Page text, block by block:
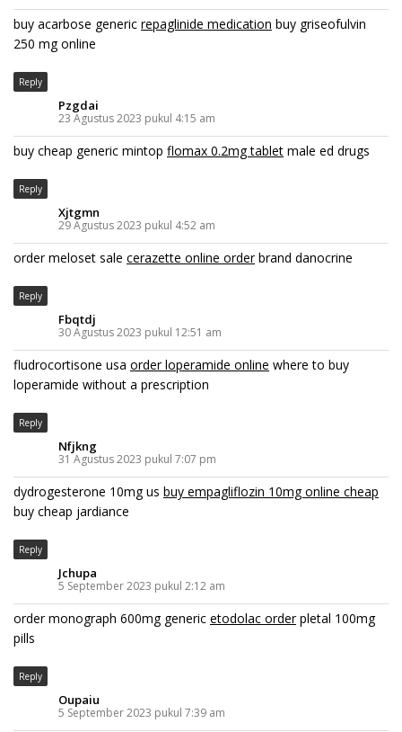
buy acarbose generic repaglinide medication buy griseofulvin
250 mg online
Reply
Pzgdai
23 Agustus 2023 pukul 4:15 am
buy cheap generic mintop flomax 0.2mg tablet male ed drugs
Reply
Xjtgmn
29 Agustus 2023 pukul 4:52 am
order meloset sale cerazette online orderbrand danocrine
Reply
Fbqtdj
30 Agustus 2023 pukul 12:51 am
fludrocortisone usa order loperamide online where to buy
loperamide without a prescription
Reply
Nfjkng
31 Agustus 2023 pukul 7:07 pm
dydrogesterone 10mg us buy empagliflozin 10mg online cheap
buy cheap jardiance
Reply
Jchupa
5 September 2023 pukul 2:12 am
order monograph 600mg generic etodolac orderpletal 100mg
pills
Reply
Oupaiu
5 September 2023 pukul 7:39 am